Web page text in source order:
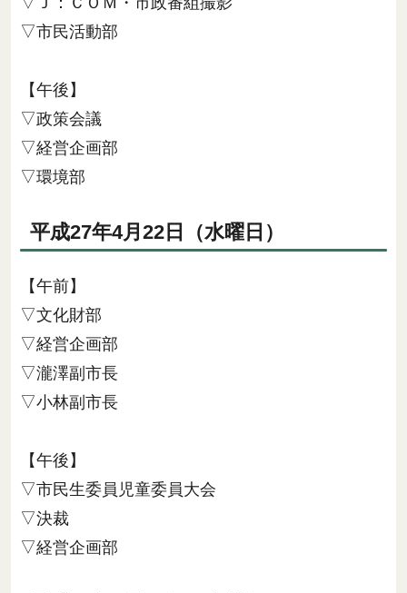
▽市民活動部
【午後】
▽政策会議
▽経営企画部
▽環境部
平成27年4月22日（水曜日）
【午前】
▽文化財部
▽経営企画部
▽瀧澤副市長
▽小林副市長
【午後】
▽市民生委員児童委員大会
▽決裁
▽経営企画部